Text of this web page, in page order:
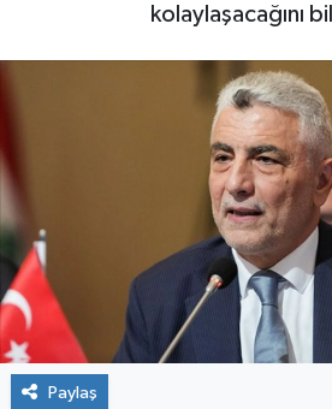
kolaylaşacağını
Paylaş